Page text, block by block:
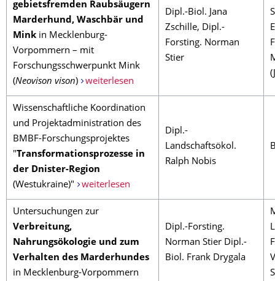
gebietsfremden Raubsäugern
Marderhund, Waschbär und
Mink in Mecklenburg-
Vorpommern – mit
Forschungsschwerpunkt Mink
(Neovison vison) weiterlesen
Dipl.-Biol. Jana
Zschille, Dipl.-
Forsting. Norman
Stier
Wissenschaftliche Koordination
und Projektadministration des
BMBF-Forschungsprojektes
" Transformationsprozesse in
der Dnister-Region
(Westukraine)"
weiterlesen
Dipl.-
Landschaftsökol.
Ralph Nobis
Untersuchungen zur
Verbreitung,
Nahrungsökologie und zum
Verhalten des Marderhundes
in Mecklenburg-Vorpommern
Dipl.-Forsting.
Norman Stier Dipl.-
Biol. Frank Drygala